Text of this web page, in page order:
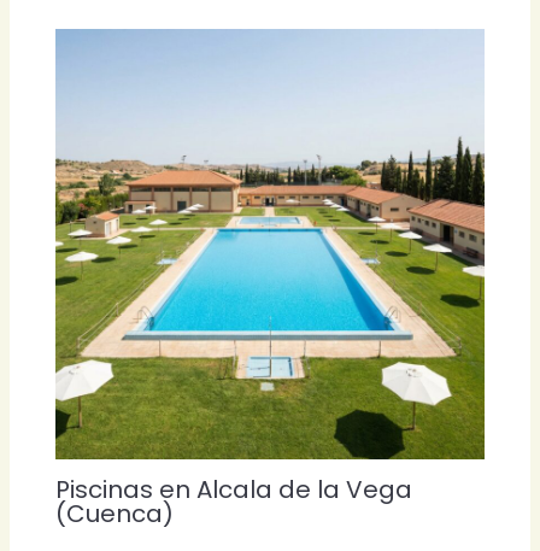
Piscinas en Alcala de la Vega
(Cuenca)